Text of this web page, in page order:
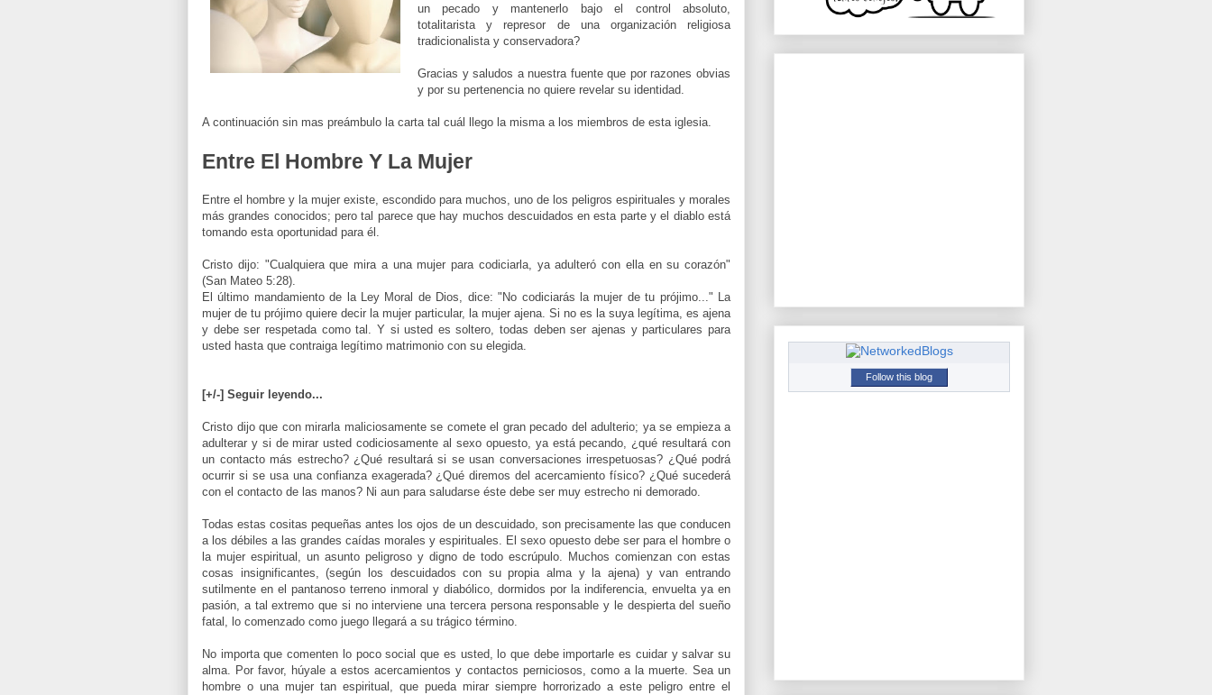
un pecado y mantenerlo bajo el control absoluto,
totalitaristay represor de una organizaciónreligiosa
tradicionalista y conservadora?
Gracias y saludos a nuestra fuente que por razones obvias
y por su pertenencia no quiere revelar su identidad.
A continuación sin mas preámbulo la carta tal cuál llego la misma a los miembros de esta iglesia.
Entre El Hombre Y La Mujer
Entre el hombre y la mujer existe, escondido para muchos, uno de los peligros espirituales y morales
más grandes conocidos; pero tal parece que hay muchos descuidados en esta parte y el diablo está
tomando esta oportunidad para él.
Cristo dijo: "Cualquiera que mira a una mujer para codiciarla, ya adulteró con ella en su corazón"
(San Mateo 5:28).
El último mandamiento de la Ley Moral de Dios, dice: "No codiciarás la mujer de tu prójimo..." La
mujer de tu prójimo quiere decir la mujer particular, la mujer ajena. Si no es la suya legítima, es ajena
y debe ser respetada como tal. Y si usted es soltero, todas deben ser ajenas y particulares para
usted hasta que contraiga legítimo matrimonio con su elegida.
[+/-] Seguir leyendo...
Cristo dijo que con mirarla maliciosamente se comete el gran pecado del adulterio; ya se empieza a
adulterar y si de mirar ustedcodiciosamente al sexo opuesto, ya está pecando, ¿qué resultará con
un contacto más estrecho? ¿Qué resultará si se usan conversaciones irrespetuosas? ¿Qué podrá
ocurrir si se usa una confianza exagerada? ¿Qué diremos del acercamiento físico? ¿Qué sucederá
con el contacto de las manos? Ni aun para saludarse éste debe ser muy estrecho ni demorado.
Todas estas cositas pequeñas antes los ojos de un descuidado, son precisamente las que conducen
a los débiles a las grandes caídas morales y espirituales. El sexo opuesto debe ser para el hombre o
la mujer espiritual, un asunto peligroso y digno de todo escrúpulo. Muchos comienzan con estas
cosas insignificantes, (según los descuidados con su propia alma y la ajena) y van entrando
sutilmente en el pantanoso terreno inmoral y diabólico, dormidos por la indiferencia, envuelta ya en
pasión, a tal extremo que si no interviene una tercera persona responsable y le despierta del sueño
fatal, lo comenzado como juego llegará a su trágico término.
No importa que comenten lo poco social que es usted, lo que debe importarle es cuidar y salvar su
alma. Por favor, húyale a estos acercamientos y contactos perniciosos, como a la muerte. Sea un
hombre o una mujer tan espiritual, que pueda mirar siempre horrorizado a este peligro entre el
Follow this blog